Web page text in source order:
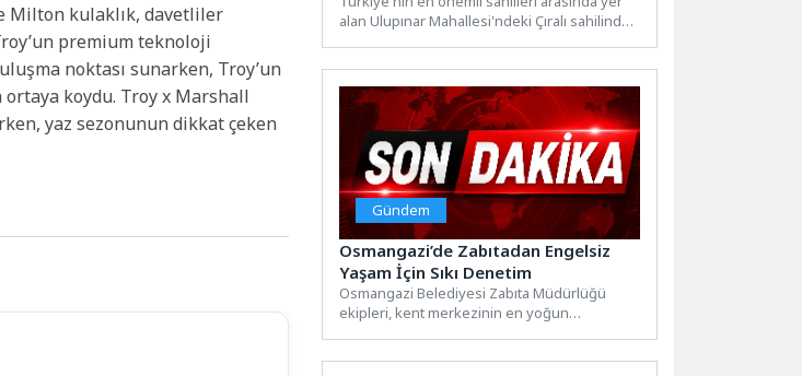
Milton kulaklık, davetliler
premium teknoloji
noktası sunarken, Troy’un
koydu. Troy x Marshall
yaz sezonunun dikkat çeken
alan Ulupınar Mahallesi'ndeki Çıralı sahilinde
Gündem
Osmangazi’de Zabıtadan Engelsiz
Yaşam İçin Sıkı Denetim
Osmangazi Belediyesi Zabıta Müdürlüğü
ekipleri, kent merkezinin en yoğun